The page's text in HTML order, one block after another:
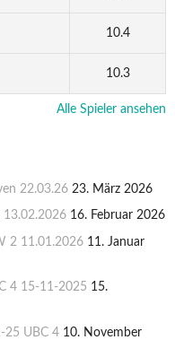
10.4
10.3
Alle Spieler ansehen
22.03.26 23. März 2026
13.02.2026 16. Februar 2026
2 11.01.2026 11. Januar
4 15-11-2025 15.
25 UBC 4 10. November